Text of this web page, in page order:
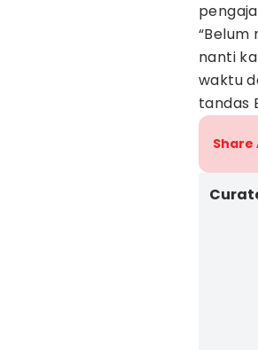
nanti
waktu
tandas
Share